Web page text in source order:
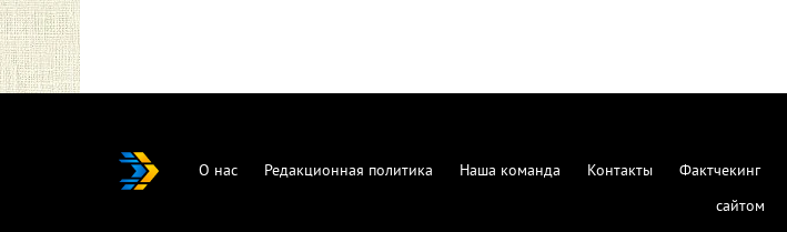
О нас Редакционная политика Наша команда Контакты Фактчекинг
сайтом